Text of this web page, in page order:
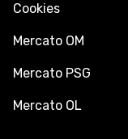
Cookies
Mercato OM
Mercato PSG
Mercato OL